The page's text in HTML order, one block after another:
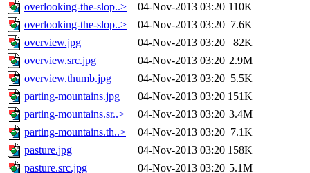
overlooking-the-slop..>
04-Nov-2013 03:20 110K
overlooking-the-slop..>
04-Nov-2013 03:20 7.6K
overview.jpg
04-Nov-2013 03:20
82K
overview.src.jpg
04-Nov-2013 03:20 2.9M
overview.thumb.jpg
04-Nov-2013 03:20 5.5K
parting-mountains.jpg
04-Nov-2013 03:20 151K
parting-mountains.sr..>
04-Nov-2013 03:20 3.4M
parting-mountains.th..>
04-Nov-2013 03:20 7.1K
pasture.jpg
04-Nov-2013 03:20 158K
pasture.src.jpg
04-Nov-2013 03:20 5.1M